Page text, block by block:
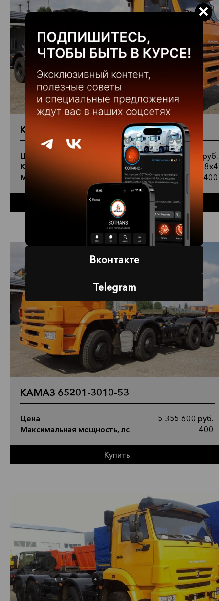
КАМАЗ 65201-3010-49(B5)
Цена
5 623 200 руб.
Колесная формула
8х4
Мощность
400
Купить
КАМАЗ 65201-3010-53
Цена
5 355 600 руб.
Максимальная мощность, лс
400
Купить
×
Вконтакте
Telegram